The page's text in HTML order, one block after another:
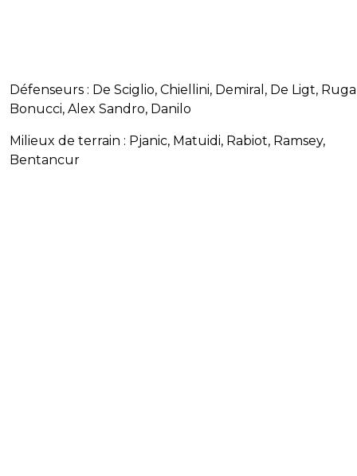
Défenseurs : De Sciglio, Chiellini, Demiral, De Ligt,
Bonucci, Alex Sandro, Danilo
Milieux de terrain : Pjanic, Matuidi, Rabiot, Ramsey,
Bentancur